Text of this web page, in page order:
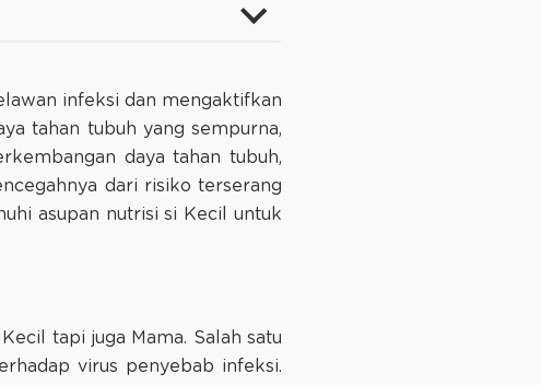
infeksi dan mengaktifkan
tahan tubuh yang sempurna,
daya tahan tubuh,
dari risiko terserang
asupan nutrisi si Kecil untuk
tapi juga Mama. Salah satu
virus penyebab infeksi.